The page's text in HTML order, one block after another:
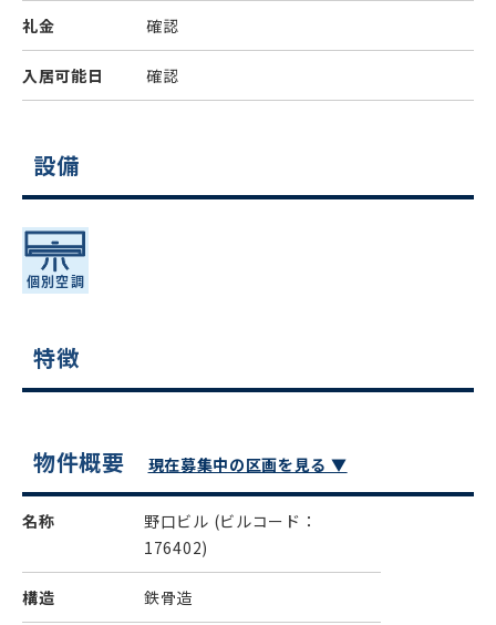
礼金 確認
入居可能日 確認
設備
特徴
物件概要 現在募集中の区画を見る ▼
名称 野口ビル (ビルコード：
176402)
構造 鉄骨造